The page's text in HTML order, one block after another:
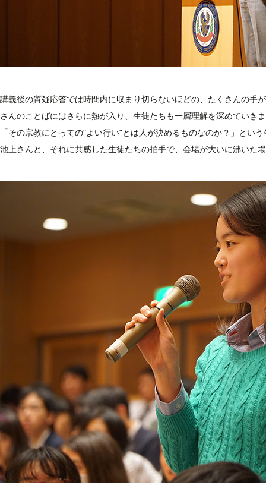
講義後の質疑応答では時間内に収まり切らないほどの、たくさんの手
さんのことばにはさらに熱が入り、生徒たちも一層理解を深めていき
「その宗教にとっての“よい行い”とは人が決めるものなのか？」とい
池上さんと、それに共感した生徒たちの拍手で、会場が大いに沸いた